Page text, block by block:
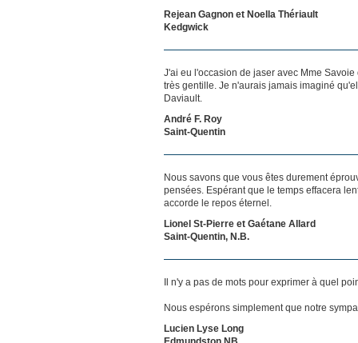
Rejean Gagnon et Noella Thériault
Kedgwick
J'ai eu l'occasion de jaser avec Mme
très gentille. Je n'aurais jamais imaginé
Daviault.
André F. Roy
Saint-Quentin
Nous savons que vous êtes durement
pensées. Espérant que le temps effacera
accorde le repos éternel.
Lionel St-Pierre et Gaétane Allard
Saint-Quentin, N.B.
Il n'y a pas de mots pour exprimer à quel
Nous espérons simplement que notre
Lucien Lyse Long